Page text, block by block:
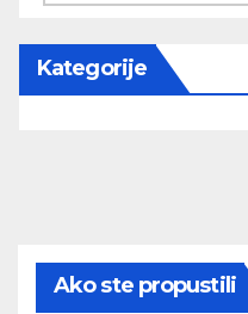
Kategorije
Ako ste propustili